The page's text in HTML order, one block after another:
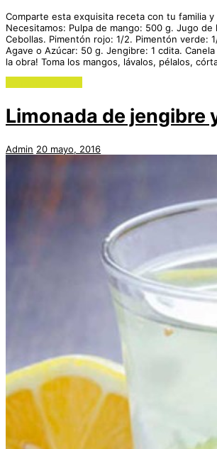
Comparte esta exquisita receta con tu familia y
Necesitamos: Pulpa de mango: 500 g. Jugo de
Cebollas. Pimentón rojo: 1/2. Pimentón verde:
Agave o Azúcar: 50 g. Jengibre: 1 cdita. Canela
la obra! Toma los mangos, lávalos, pélalos,
Limonada de jengibre
Admin 20 mayo, 2016